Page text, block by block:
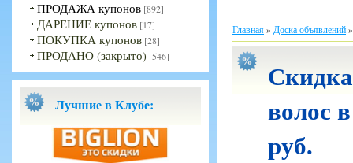
ПРОДАЖА купонов [892]
ДАРЕНИЕ купонов [17]
ПОКУПКА купонов [28]
ПРОДАНО (закрыто) [546]
Лучшие в Клубе:
Главная» Доска объявлений
волос
руб.